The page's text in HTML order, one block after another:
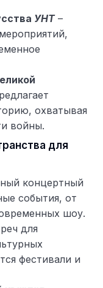
УНТ–
охватывая
войны.
для
концертный
события, от
шоу.
для
фестивали и